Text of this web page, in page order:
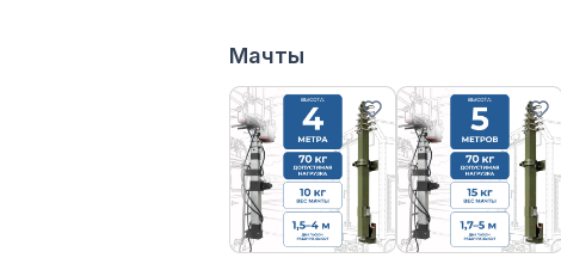
Мачты